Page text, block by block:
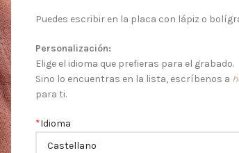
Puedes escribir en la placa con lápiz o
Personalización:
Elige el idioma que prefieras para el grabado.
Sino lo encuentras en la lista, escríbenos a
para ti.
*Idioma